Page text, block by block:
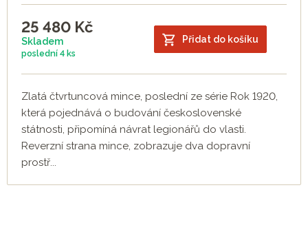
25 480 Kč
Skladem
poslední 4 ks
Přidat do košíku
Zlatá čtvrtuncová mince, poslední ze série Rok 1920,
která pojednává o budování československé
státnosti, připomíná návrat legionářů do vlasti.
Reverzní strana mince, zobrazuje dva dopravní
prostř...